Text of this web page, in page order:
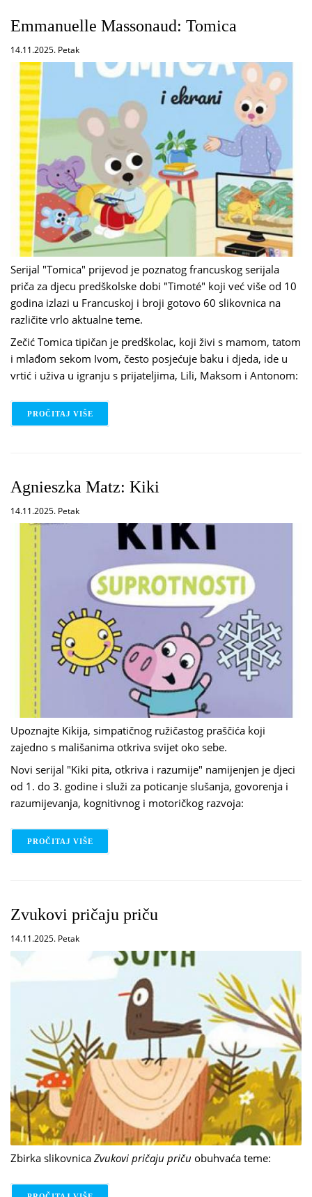
Emmanuelle Massonaud: Tomica
14.11.2025. Petak
Serijal "Tomica" prijevod je poznatog francuskog serijala
priča za djecu predškolske dobi "Timoté" koji već više od 10
godina izlazi u Francuskoj i broji gotovo 60 slikovnica na
različite vrlo aktualne teme.
Zečić Tomica tipičan je predškolac, koji živi s mamom, tatom
i mlađom sekom Ivom, često posjećuje baku i djeda, ide u
vrtić i uživa u igranju s prijateljima, Lili, Maksom i Antonom:
PROČITAJ VIŠE
Agnieszka Matz: Kiki
14.11.2025. Petak
Upoznajte Kikija, simpatičnog ružičastog praščića koji
zajedno s mališanima otkriva svijet oko sebe.
Novi serijal "Kiki pita, otkriva i razumije" namijenjen je djeci
od 1. do 3. godine i služi za poticanje slušanja, govorenja i
razumijevanja, kognitivnog i motoričkog razvoja:
PROČITAJ VIŠE
Zvukovi pričaju priču
14.11.2025. Petak
Zbirka slikovnica Zvukovi pričaju priču obuhvaća teme: